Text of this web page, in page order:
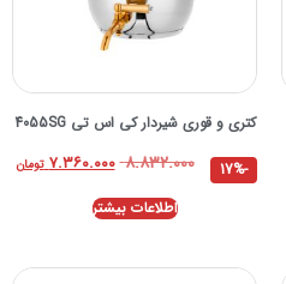
کتری و قوری شیردار کی اس تی 4055SG
۸.۸۳۲.۰۰۰ ۷.۳۶۰.۰۰۰ تومان
-17%
اطلاعات بیشتر